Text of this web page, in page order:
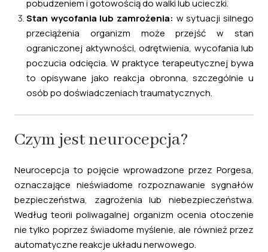
pobudzeniem i gotowością do walki lub ucieczki.
Stan wycofania lub zamrożenia: w sytuacji silnego
przeciążenia organizm może przejść w stan
ograniczonej aktywności, odrętwienia, wycofania lub
poczucia odcięcia. W praktyce terapeutycznej bywa
to opisywane jako reakcja obronna, szczególnie u
osób po doświadczeniach traumatycznych.
Czym jest neurocepcja?
Neurocepcja to pojęcie wprowadzone przez Porgesa,
oznaczające nieświadome rozpoznawanie sygnałów
bezpieczeństwa, zagrożenia lub niebezpieczeństwa.
Według teorii poliwagalnej organizm ocenia otoczenie
nie tylko poprzez świadome myślenie, ale również przez
automatyczne reakcje układu nerwowego.